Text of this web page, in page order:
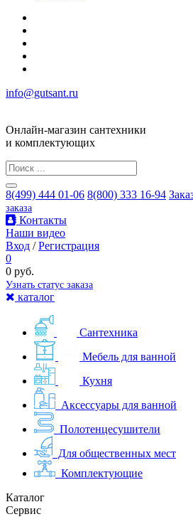
info@gutsant.ru
Онлайн-магазин сантехники
и комплектующих
8(499) 444 01-06 8(800) 333 16-94
заказа
Контакты
Наши видео
Вход /Регистрация
0
0 руб.
Узнать статус заказа
каталог
Сантехника
Мебель для ванной
Кухня
Аксессуары для ванной
Полотенцесушители
Для общественных мест
Комплектующие
Каталог
Сервис